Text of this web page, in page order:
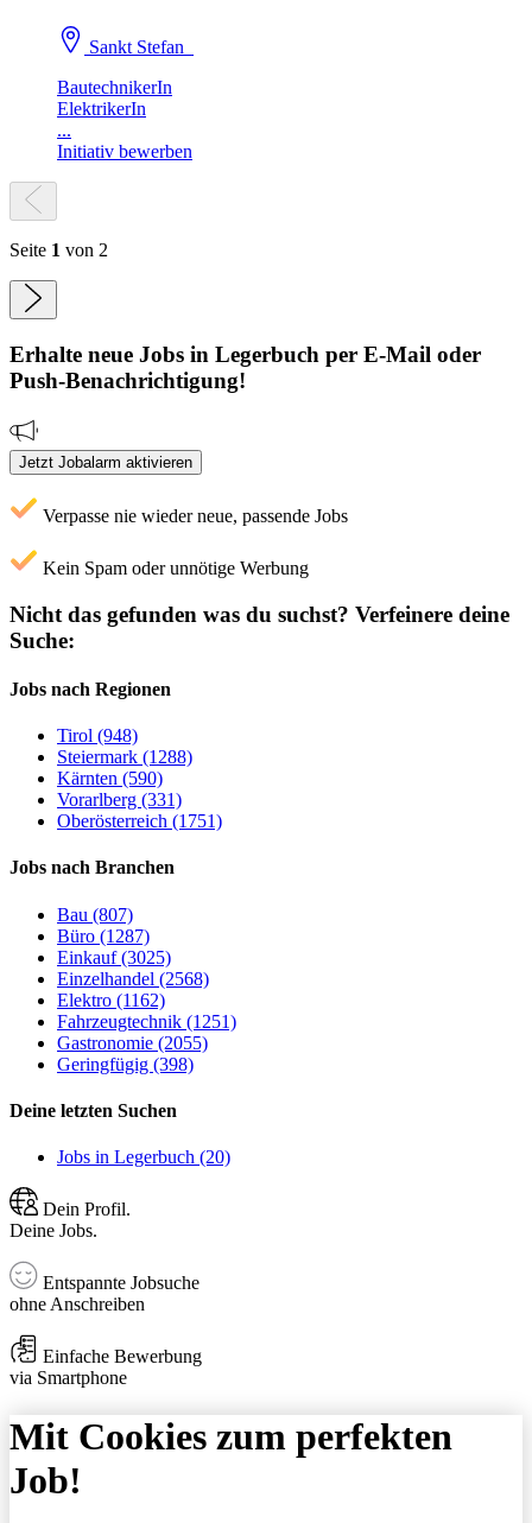
Sankt Stefan
BautechnikerIn
ElektrikerIn
...
Initiativ bewerben
Seite 1 von 2
Erhalte neue Jobs in Legerbuch per E-Mail oder
Push-Benachrichtigung!
Jetzt Jobalarm aktivieren
Verpasse nie wieder neue, passende Jobs
Kein Spam oder unnötige Werbung
Nicht das gefunden was du suchst? Verfeinere deine
Suche:
Jobs nach Regionen
Tirol (948)
Steiermark (1288)
Kärnten (590)
Vorarlberg (331)
Oberösterreich (1751)
Jobs nach Branchen
Bau (807)
Büro (1287)
Einkauf (3025)
Einzelhandel (2568)
Elektro (1162)
Fahrzeugtechnik (1251)
Gastronomie (2055)
Geringfügig (398)
Deine letzten Suchen
Jobs in Legerbuch (20)
Dein Profil.
Deine Jobs.
Entspannte Jobsuche
ohne Anschreiben
Einfache Bewerbung
via Smartphone
Mit Cookies zum perfekten
Job!